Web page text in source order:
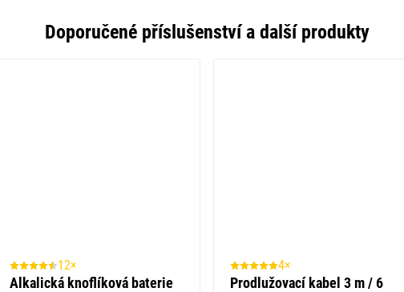
Doporučené příslušenství a další produkty
12×
Alkalická knoflíková baterie
4×
Prodlužovací kabel 3 m / 6